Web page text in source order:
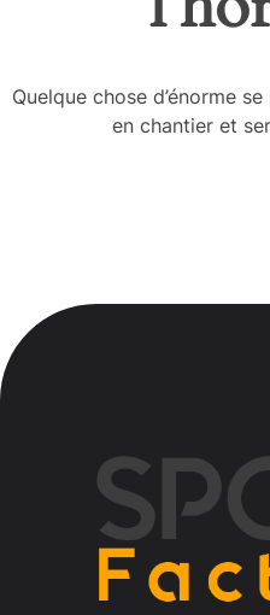
Quelque chose d’énorme
en chantier et